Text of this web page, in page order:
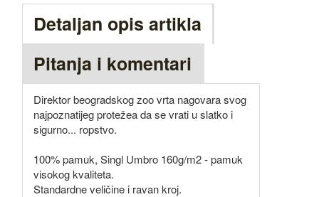
Detaljan opis artikla
Pitanja i komentari
Direktor beogradskog zoo vrta nagovara svog
najpoznatijeg protežea da se vrati u slatko i
sigurno... ropstvo.
100% pamuk, Singl Umbro 160g/m2 - pamuk
visokog kvaliteta.
Standardne veličine i ravan kroj.